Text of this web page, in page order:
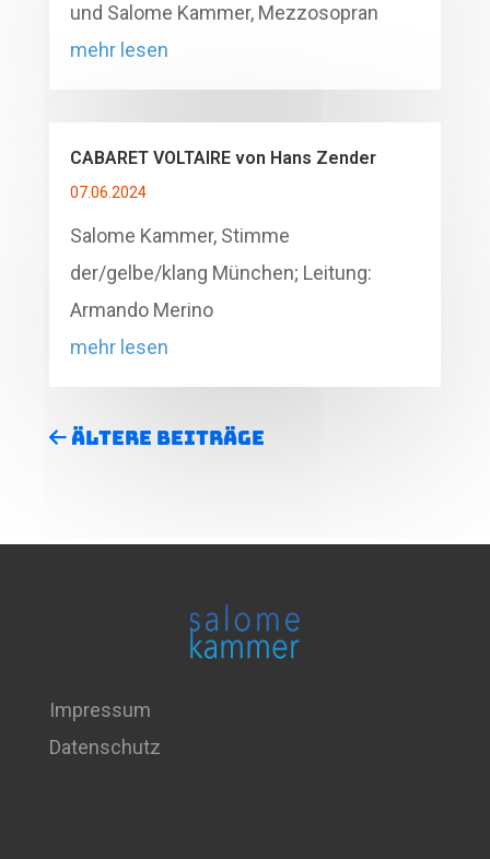
und Salome Kammer, Mezzosopran
mehr lesen
CABARET VOLTAIRE von Hans Zender
07.06.2024
Salome Kammer, Stimme
der/gelbe/klang München; Leitung:
Armando Merino
mehr lesen
Ältere Beiträge
Impressum
Datenschutz